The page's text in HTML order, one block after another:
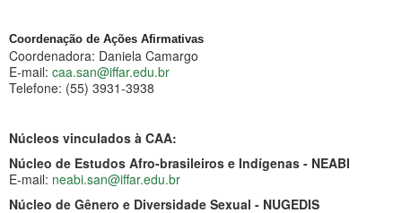
Coordenação de Ações Afirmativas
Coordenadora: Daniela Camargo
E-mail: caa.san@iffar.edu.br
Telefone: (55) 3931-3938
Núcleos vinculados à CAA:
Núcleo de Estudos Afro-brasileiros e Indígenas - NEABI
E-mail: neabi.san@iffar.edu.br
Núcleo de Gênero e Diversidade Sexual - NUGEDIS